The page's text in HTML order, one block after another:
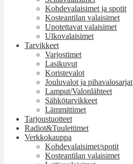
Kohdevalaisimet ja spotit
Kosteantilan valaisimet
Upotettavat valaisimet
Ulkovalaisimet
Tarvikkeet
Varjostimet
Lasikuvut
Koristevalot
Jouluvalot ja pihavalosarjat
Lamput/Valonlähteet
Sähkötarvikkeet
Lämmittimet
Tarjoustuotteet
Radiot&Tuulettimet
Verkkokauppa
Kohdevalaisimet/spotit
Kosteantilan valaisimet